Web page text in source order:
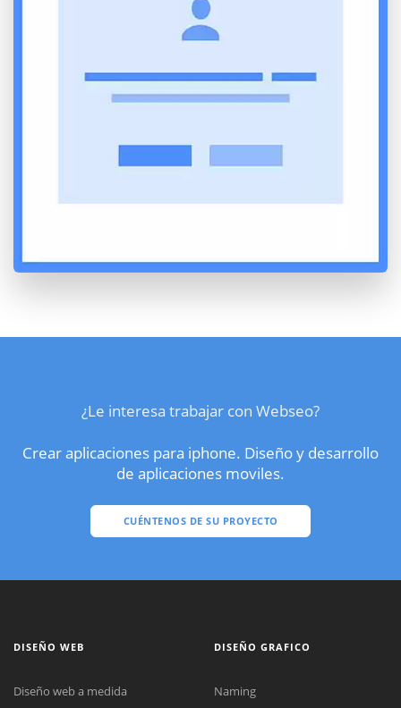
¿Le interesa trabajar con Webseo?
Crear aplicaciones para iphone. Diseño y desarrollo
de aplicaciones moviles.
CUÉNTENOS DE SU PROYECTO
DISEÑO WEB
Diseño web a medida
DISEÑO GRAFICO
Naming